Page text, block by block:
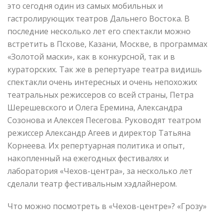
это сегодня один из самых мобильных и
гастролирующих театров Дальнего Востока. В
последние несколько лет его спектакли можно
встретить в Пскове, Казани, Москве, в программах
«Золотой маски», как в конкурсной, так и в
кураторских. Так же в репертуаре театра видишь
спектакли очень интересных и очень непохожих
театральных режиссеров со всей страны, Петра
Шерешевского и Олега Еремина, Александра
Созонова и Алексея Песегова. Руководят театром
режиссер Александр Агеев и директор Татьяна
Корнеева. Их репертуарная политика и опыт,
накопленный на ежегодных фестивалях и
лаборатория «Чехов-центра», за несколько лет
сделали театр фестивальным хэдлайнером.
Что можно посмотреть в «Чехов-центре»? «Грозу»